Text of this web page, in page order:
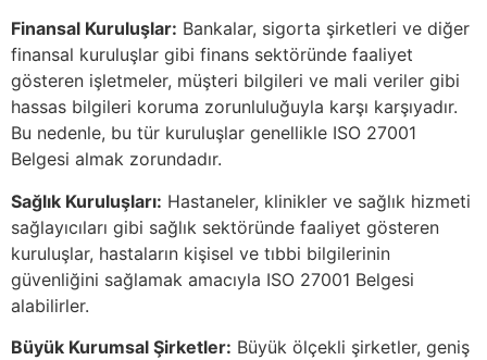
Finansal Kuruluşlar: Bankalar, sigorta şirketleri ve diğer
finansal kuruluşlar gibi finans sektöründe faaliyet
gösteren işletmeler, müşteri bilgileri ve mali veriler gibi
hassas bilgileri koruma zorunluluğuyla karşı karşıyadır.
Bu nedenle, bu tür kuruluşlar genellikle ISO 27001
Belgesi almak zorundadır.
Sağlık Kuruluşları: Hastaneler, klinikler ve sağlık hizmeti
sağlayıcıları gibi sağlık sektöründe faaliyet gösteren
kuruluşlar, hastaların kişisel ve tıbbi bilgilerinin
güvenliğini sağlamak amacıyla ISO 27001 Belgesi
alabilirler.
Büyük Kurumsal Şirketler: Büyük ölçekli şirketler, geniş